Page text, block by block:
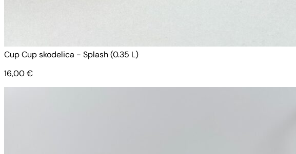
Cup Cup skodelica - Splash (0.35 L)
16,00€